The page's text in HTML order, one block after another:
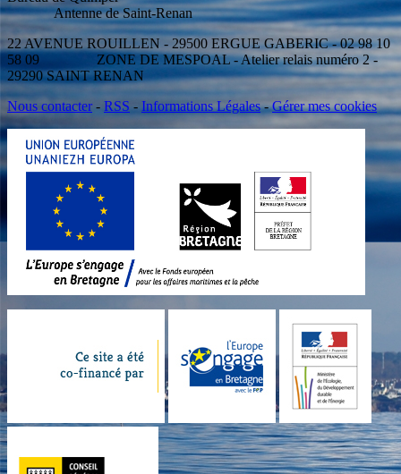
Antenne de Saint-Renan
22 AVENUE ROUILLEN - 29500 ERGUE GABERIC - 02 98 10
58 09 ZONE DE MESPOAL - Atelier relais numéro 2 -
29290 SAINT RENAN
Nous contacter - RSS- Informations Légales-Gérer mes cookies